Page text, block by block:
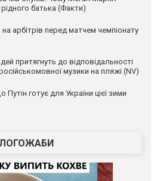
батька (Факти)
арбітрів перед матчем чемпіонату
притягнуть до відповідальності
музики на пляжі (NV)
готує для України цієї зими